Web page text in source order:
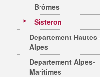
Brômes
Sisteron
Departement Hautes-
Alpes
Departement Alpes-
Maritimes